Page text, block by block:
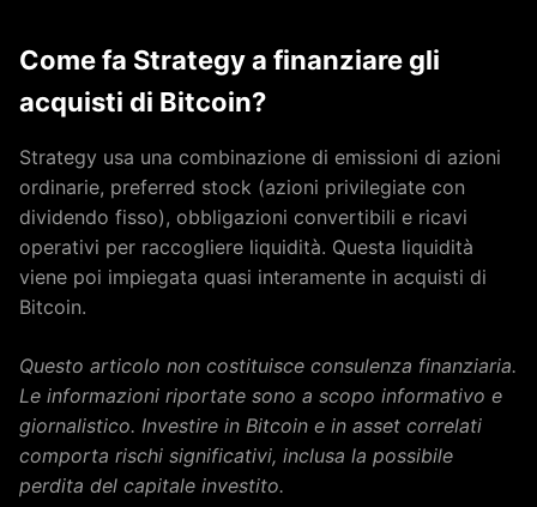
Come fa Strategy a finanziare gli
acquisti di Bitcoin?
Strategy usa una combinazione di emissioni di azioni
ordinarie, preferred stock (azioni privilegiate con
dividendo fisso), obbligazioni convertibili e ricavi
operativi per raccogliere liquidità. Questa liquidità
viene poi impiegata quasi interamente in acquisti di
Bitcoin.
Questo articolo non costituisce consulenza finanziaria.
Le informazioni riportate sono a scopo informativo e
giornalistico. Investire in Bitcoin e in asset correlati
comporta rischi significativi, inclusa la possibile
perdita del capitale investito.